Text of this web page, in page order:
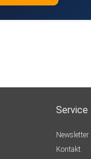
Service
Newsletter
Kontakt